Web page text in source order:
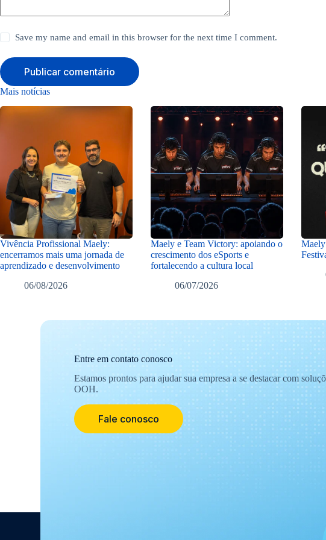
Save my name and email in this browser for the next time I comment.
Publicar comentário
Mais notícias
Vivência Profissional Maely:
encerramos mais uma jornada de
aprendizado e desenvolvimento
06/08/2026
Maely e Team Victory: apoiando o
crescimento dos eSports e
fortalecendo a cultura local
06/07/2026
Entre em contato conosco
Estamos prontos para ajudar sua empresa a se destacar com
OOH.
Fale conosco